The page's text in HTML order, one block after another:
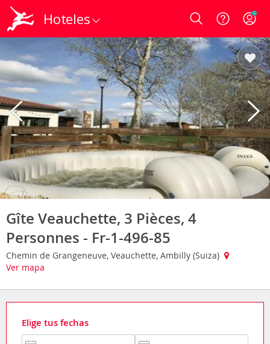
Hoteles Login
Gîte Veauchette, 3 Pièces, 4
Personnes - Fr-1-496-85
Chemin de Grangeneuve, Veauchette, Ambilly (Suiza)
Ver mapa
Elige tus fechas